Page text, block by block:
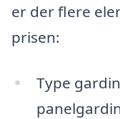
er der flere
prisen:
Type